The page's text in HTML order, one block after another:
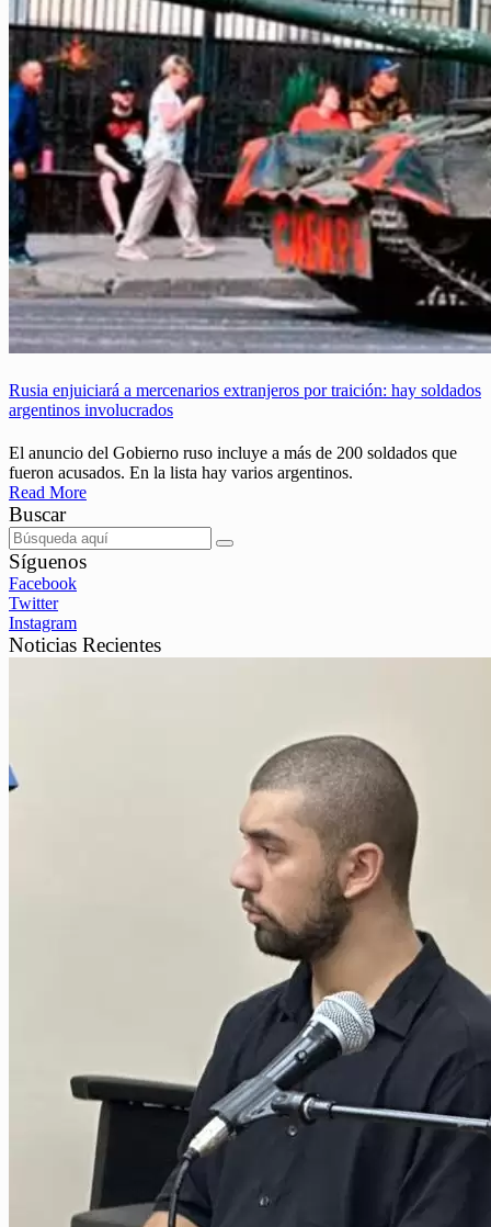
Rusia enjuiciará a mercenarios extranjeros por traición: hay soldados
argentinos involucrados
El anuncio del Gobierno ruso incluye a más de 200 soldados que
fueron acusados. En la lista hay varios argentinos.
Read More
Buscar
Síguenos
Facebook
Twitter
Instagram
Noticias Recientes